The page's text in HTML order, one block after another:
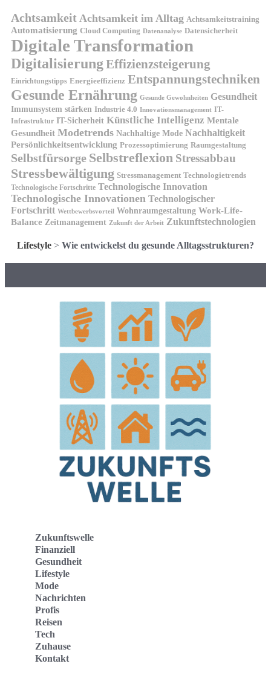
Achtsamkeit Achtsamkeit im Alltag Achtsamkeitstraining
Automatisierung Cloud Computing Datenanalyse Datensicherheit
Digitale Transformation
Digitalisierung Effizienzsteigerung
Einrichtungstipps Energieeffizienz Entspannungstechniken
Gesunde Ernährung Gesunde Gewohnheiten Gesundheit
Immunsystem stärken Industrie 4.0 Innovationsmanagement IT-
Infrastruktur IT-Sicherheit Künstliche Intelligenz Mentale
Gesundheit Modetrends Nachhaltige Mode Nachhaltigkeit
Persönlichkeitsentwicklung Prozessoptimierung Raumgestaltung
Selbstfürsorge Selbstreflexion Stressabbau
Stressbewältigung Stressmanagement Technologietrends
Technologische Fortschritte Technologische Innovation
Technologische Innovationen Technologischer
Fortschritt Wettbewerbsvorteil Wohnraumgestaltung Work-Life-
Balance Zeitmanagement Zukunft der Arbeit Zukunftstechnologien
Lifestyle > Wie entwickelst du gesunde Alltagsstrukturen?
Zukunftswelle
Finanziell
Gesundheit
Lifestyle
Mode
Nachrichten
Profis
Reisen
Tech
Zuhause
Kontakt